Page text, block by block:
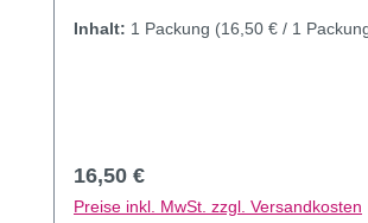
Inhalt: 1 Packung (16,50 € / 1
Regulärer Preis:
16,50 €
Preise inkl. MwSt. zzgl. Versandkosten